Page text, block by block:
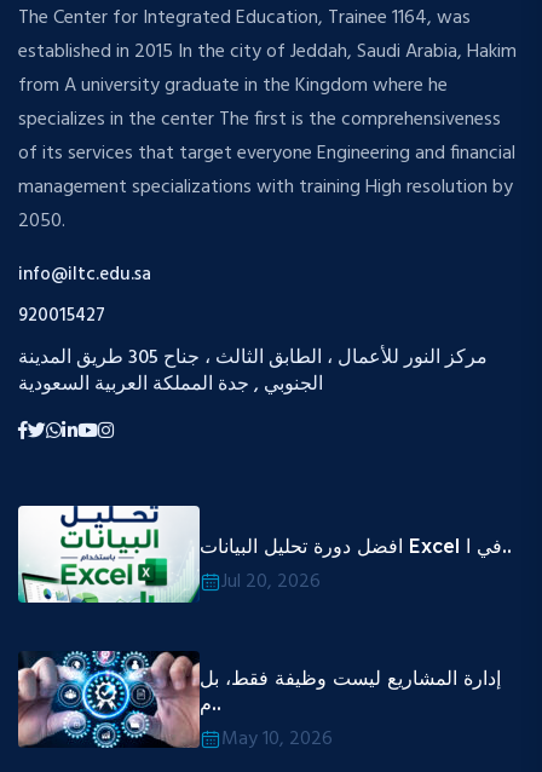
The Center for Integrated Education, Trainee 1164, was
established in 2015 In the city of Jeddah, Saudi Arabia, Hakim
from A university graduate in the Kingdom where he
specializes in the center The first is the comprehensiveness
of its services that target everyone Engineering and financial
management specializations with training High resolution by
2050.
info@iltc.edu.sa
920015427
مركز النور للأعمال ، الطابق الثالث ، جناح 305 طريق المدينة
الجنوبي , جدة المملكة العربية السعودية
افضل دورة تحليل البيانات Excel في ا..
Jul 20, 2026
إدارة المشاريع ليست وظيفة فقط، بل
م..
May 10, 2026